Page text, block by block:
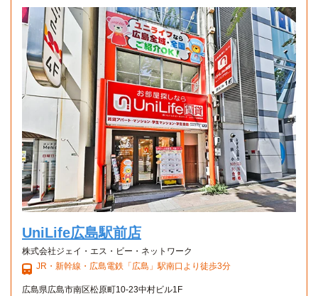
UniLife広島駅前店
株式会社ジェイ・エス・ビー・ネットワーク
JR・新幹線・広島電鉄「広島」駅南口より徒歩3分
広島県広島市南区松原町10-23中村ビル1F